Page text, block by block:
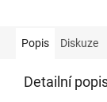
Popis
Diskuze
Detailní